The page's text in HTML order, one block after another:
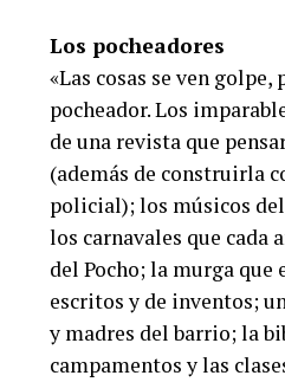
Los pocheadores
«Las cosas se ven
pocheador. Los
de una revista que
(además de construirla
policial); los músicos
los carnavales que cada
del Pocho; la murga
escritos y de inventos;
y madres del barrio; la
campamentos y las